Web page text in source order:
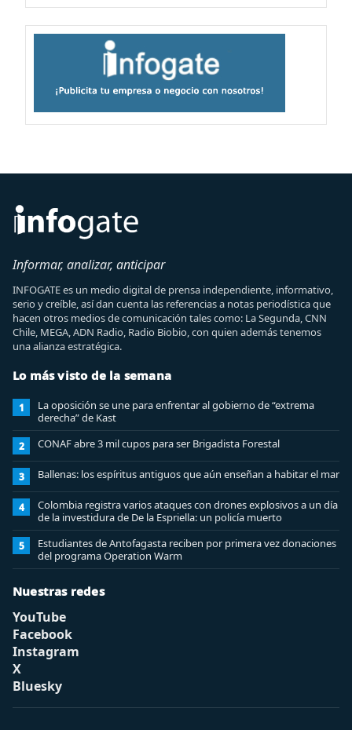
Informar, analizar, anticipar
INFOGATE es un medio digital de prensa independiente, informativo,
serio y creíble, así dan cuenta las referencias a notas periodística que
hacen otros medios de comunicación tales como: La Segunda, CNN
Chile, MEGA, ADN Radio, Radio Biobio, con quien además tenemos
una alianza estratégica.
Lo más visto de la semana
1
La oposición se une para enfrentar al gobierno de “extrema
derecha” de Kast
2 CONAF abre 3 mil cupos para ser Brigadista Forestal
3 Ballenas: los espíritus antiguos que aún enseñan a habitar el mar
4
Colombia registra varios ataques con drones explosivos a un día
de la investidura de De la Espriella: un policía muerto
5
Estudiantes de Antofagasta reciben por primera vez donaciones
del programa Operation Warm
Nuestras redes
YouTube
Facebook
Instagram
X
Bluesky